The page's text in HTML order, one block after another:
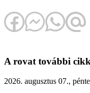
A rovat további
2026. augusztus 07.,